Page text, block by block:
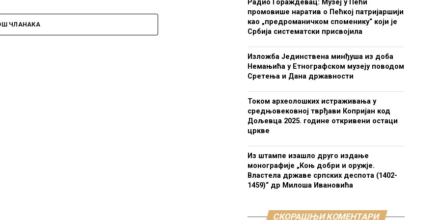
ЧЛАНАКА
Радио Гораждевац: Музеј у Пећи
промовише наратив о Пећкој патријаршији
као „предроманичком споменику“ који је
Србија систематски присвојила
Изложба Јединствена минђуша из доба
Немањића у Етнографском музеју поводом
Сретења и Дана државности
Током археолошких истраживања у
средњовековној тврђави Копријан код
Дољевца 2025. године откривени остаци
цркве
Из штампе изашло друго издање
монографије „Коњ добри и оружје.
Властела државе српских деспота (1402-
1459)“ др Милоша Ивановића
СКОРАШЊИ КОМЕНТАРИ